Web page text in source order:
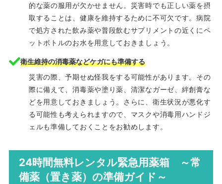
的な薬の服用が欠かせません。災害時でも正しい薬を摂
取することは、健康を維持するために不可欠です。病院
で処方された飲み薬や普段飲むサプリメントの近くにペ
ットボトルのお水を用意しておきましょう。
衛生維持の消毒薬などケガにも準備する
災害の際、予期せぬ怪我をする可能性があります。その
際に備えて、消毒薬や塗り薬、清潔なガーゼ、絆創膏な
どを用意しておきましょう。さらに、衛生状況が悪化す
る可能性も考えられますので、マスクや消毒用ハンドジ
ェルも準備しておくことをお勧めします。
24時間無料レンタル緊急用薬箱 ～常
備薬（置き薬）の準備ガイド～